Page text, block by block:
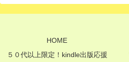
HOME
５０代以上限定！kindle出版応援